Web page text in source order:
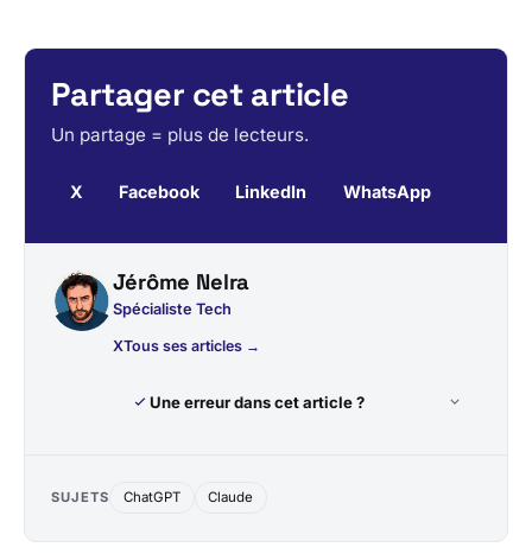
Partager cet article
Un partage = plus de lecteurs.
X Facebook LinkedIn WhatsApp
Jérôme Nelra
Spécialiste Tech
XTous ses articles →
Une erreur dans cet article ?
SUJETS ChatGPT Claude